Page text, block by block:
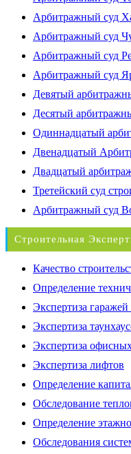
Арбитражный суд
Арбитражный суд
Арбитражный суд
Арбитражный суд
Девятый
Десятый
Одиннадцатый
Двенадцатый
Двадцатый
Третейский суд
Арбитражный суд
Строительная
Качество
Определение
Экспертиза гаражей
Экспертиза
Экспертиза
Экспертиза лифтов
Определение
Обследование
Определение
Обследования